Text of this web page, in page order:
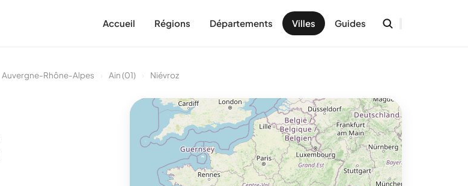
Accueil Régions Départements Villes Guides
Auvergne-Rhône-Alpes Ain (01) Niévroz